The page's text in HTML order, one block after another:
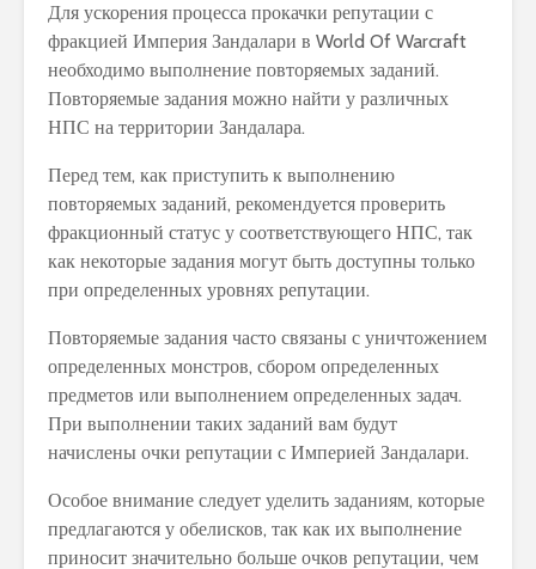
Для ускорения процесса прокачки репутации с
фракцией Империя Зандалари в World Of Warcraft
необходимо выполнение повторяемых заданий.
Повторяемые задания можно найти у различных
НПС на территории Зандалара.
Перед тем, как приступить к выполнению
повторяемых заданий, рекомендуется проверить
фракционный статус у соответствующего НПС, так
как некоторые задания могут быть доступны только
при определенных уровнях репутации.
Повторяемые задания часто связаны с уничтожением
определенных монстров, сбором определенных
предметов или выполнением определенных задач.
При выполнении таких заданий вам будут
начислены очки репутации с Империей Зандалари.
Особое внимание следует уделить заданиям, которые
предлагаются у обелисков, так как их выполнение
приносит значительно больше очков репутации, чем